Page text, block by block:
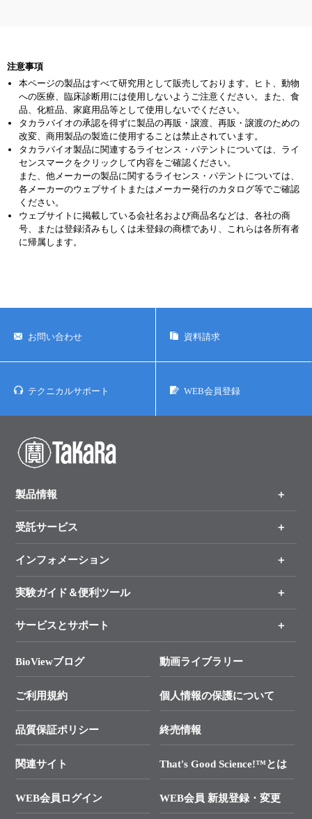
注意事項
本ページの製品はすべて研究用として販売しております。ヒト、動物
への医療、臨床診断用には使用しないようご注意ください。また、食
品、化粧品、家庭用品等として使用しないでください。
タカラバイオの承認を得ずに製品の再販・譲渡、再販・譲渡のための
改変、商用製品の製造に使用することは禁止されています。
タカラバイオ製品に関連するライセンス・パテントについては、ライ
センスマークをクリックして内容をご確認ください。
また、他メーカーの製品に関するライセンス・パテントについては、
各メーカーのウェブサイトまたはメーカー発行のカタログ等でご確認
ください。
ウェブサイトに掲載している会社名および商品名などは、各社の商
号、または登録済みもしくは未登録の商標であり、これらは各所有者
に帰属します。
お問い合わせ 資料請求
テクニカルサポート WEB会員登録
製品情報
製品一覧
手法から製品を探す
新製品情報
受託サービス
オンライン注文
インフォメーション
キャンペーン
タカラバイオ各種会員募集のお知らせ
終売製品のお知らせ
価格改定のご案内
タカラバイオ発表文献
実験ガイド＆便利ツール
リアルタイムPCR実験のススメ
幹細胞・再生医療研究ガイド
クローニング実験ガイド
SMARTer NGSポータルサイト
プライマー設計
制限酵素切断サイトの検索
サービスとサポート
総合お問い合わせ
├ 実験コンシェルジュ
├ 受託サービスお問い合わせ
└ カスタム製造お問い合わせ
BioViewブログ 動画ライブラリー
ご利用規約 個人情報の保護について
品質保証ポリシー 終売情報
関連サイト That's Good Science!™とは
WEB会員ログイン WEB会員 新規登録・変更